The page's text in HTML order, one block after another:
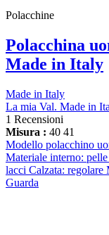
Polacchine
Polacchina
Made in Italy
Made in Italy
La mia Val. Made in
1 Recensioni
Misura : 40 41
Modello polacchino
Materiale interno:
lacci Calzata: regolare
Guarda